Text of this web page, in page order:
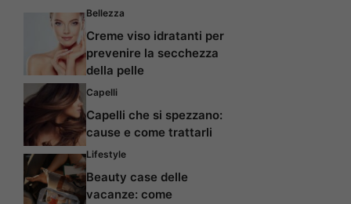
Bellezza
Creme viso idratanti per
prevenire la secchezza
della pelle
Capelli
Capelli che si spezzano:
cause e come trattarli
Lifestyle
Beauty case delle
vacanze: come